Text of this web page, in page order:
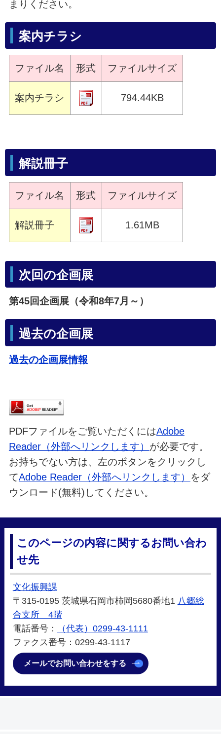
まりください。
案内チラシ
ファイル名 形式 ファイルサイズ
案内チラシ 794.44KB
解説冊子
ファイル名 形式 ファイルサイズ
解説冊子 1.61MB
次回の企画展
第45回企画展（令和8年7月～）
過去の企画展
過去の企画展情報
PDFファイルをご覧いただくにはAdobe
Reader（外部へリンクします） が必要です。
お持ちでない方は、左のボタンをクリックし
てAdobe Reader（外部へリンクします） をダ
ウンロード(無料)してください。
このページの内容に関するお問い合わ
せ先
文化振興課
〒315-0195 茨城県石岡市柿岡5680番地1 八郷総
合支所 4階
電話番号：
（代表）0299-43-1111
ファクス番号：0299-43-1117
メールでお問い合わせをする